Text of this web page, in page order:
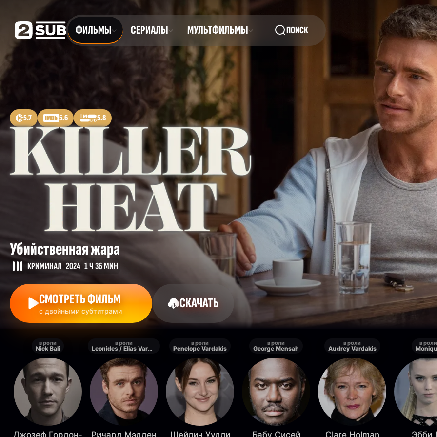
ФИЛЬМЫ СЕРИАЛЫ МУЛЬТФИЛЬМЫ ПОИСК
5.7 5.6 5.8
Убийственная жара
КРИМИНАЛ 2024 1 Ч 36 МИН
СМОТРЕТЬ ФИЛЬМ
с двойными субтитрами СКАЧАТЬ
в роли
Nick Bali
Джозеф Гордон-
в роли
Leonides / Elias Vardakis
Ричард Мэдден
в роли
Penelope Vardakis
Шейлин Уудли
в роли
George Mensah
Бабу Сисей
в роли
Audrey Vardakis
Clare Holman
в роли
Эбби